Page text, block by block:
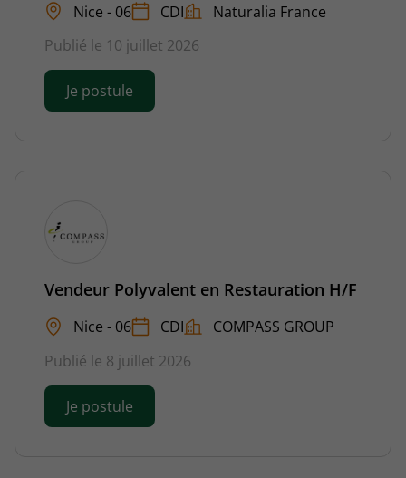
Nice - 06 CDI
Naturalia France
Publié le 10 juillet 2026
Je postule
Vendeur Polyvalent en Restauration H/F
Nice - 06 CDI
COMPASS GROUP
Publié le 8 juillet 2026
Je postule